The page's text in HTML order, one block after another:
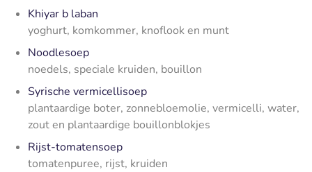
Khiyar b laban
yoghurt, komkommer, knoflook en munt
Noodlesoep
noedels, speciale kruiden, bouillon
Syrische vermicellisoep
plantaardige boter, zonnebloemolie, vermicelli, water,
zout en plantaardige bouillonblokjes
Rijst-tomatensoep
tomatenpuree, rijst, kruiden